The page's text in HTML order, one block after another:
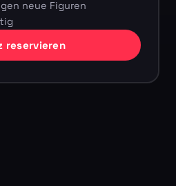
neue Figuren
reservieren